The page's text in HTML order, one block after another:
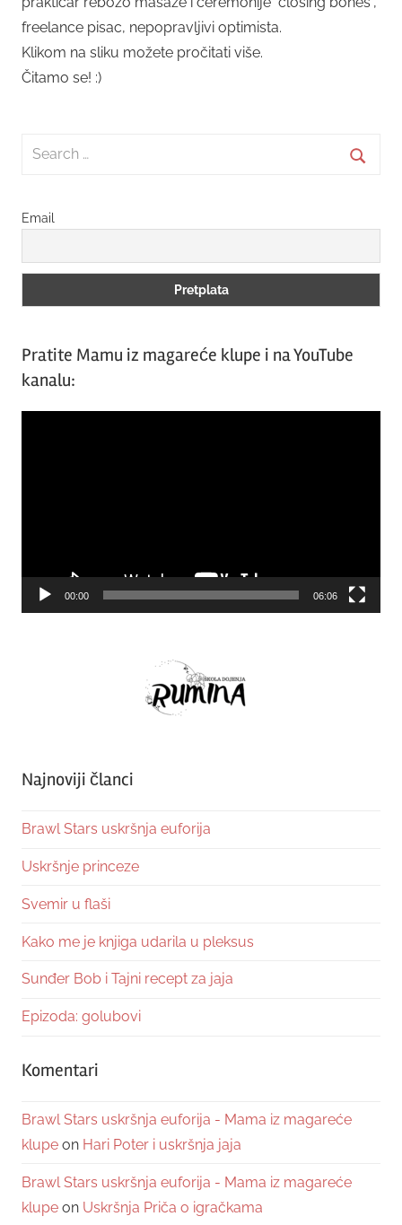
freelance pisac, nepopravljivi optimista.
Klikom na sliku možete pročitati više.
Čitamo se! :)
Search
Email
Pratite Mamu iz magareće klupe i na YouTube
kanalu:
00:00 06:06
Najnoviji članci
Brawl Stars uskršnja euforija
Uskršnje princeze
Svemir u flaši
Kako me je knjiga udarila u pleksus
Sunđer Bob i Tajni recept za jaja
Epizoda: golubovi
Komentari
Brawl Stars uskršnja euforija - Mama iz magareće
klupe on Hari Poter i uskršnja jaja
Brawl Stars uskršnja euforija - Mama iz magareće
klupe on Uskršnja Priča o igračkama